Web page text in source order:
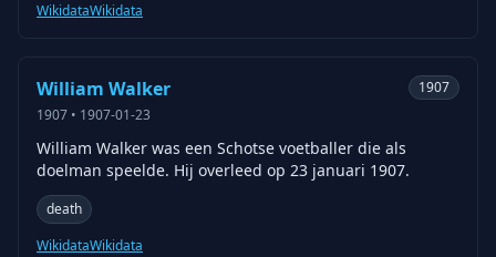
WikidataWikidata
William Walker
1907 • 1907-01-23
1907
William Walker was een Schotse voetballer die als
doelman speelde. Hij overleed op 23 januari 1907.
death
WikidataWikidata